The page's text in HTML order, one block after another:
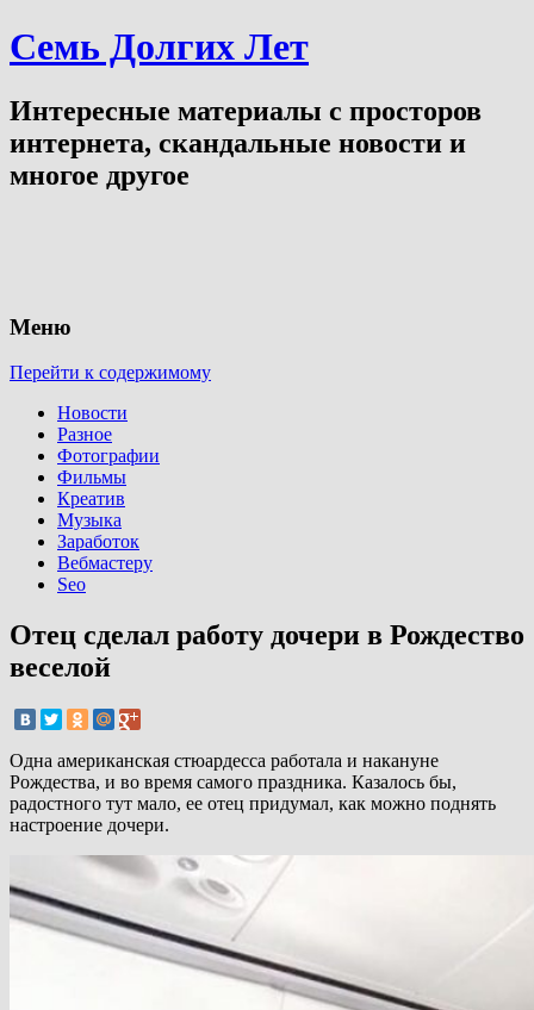
Семь Долгих Лет
Интересные материалы с просторов
интернета, скандальные новости и
многое другое
Меню
Перейти к содержимому
Новости
Разное
Фотографии
Фильмы
Креатив
Музыка
Заработок
Вебмастеру
Seo
Отец сделал работу дочери в Рождество
веселой
Одна американская стюардесса работала и накануне
Рождества, и во время самого праздника. Казалось бы,
радостного тут мало, ее отец придумал, как можно поднять
настроение дочери.